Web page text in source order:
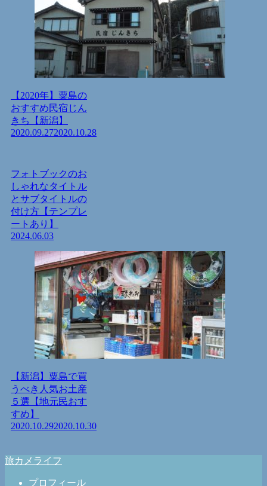
【2020年】粟島の
おすすめ民宿じん
きち【新潟】
2020.09.272020.10.28
フォトブックのお
しゃれなタイトル
とサブタイトルの
付け方【テンプレ
ートあり】
2024.06.03
【新潟】粟島で買
うべき人気お土産
５選【地元民おす
すめ】
2020.10.292020.10.30
旅カメライフ
プロフィール